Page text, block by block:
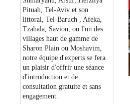
Pituah, Tel-Aviv et son
littoral, Tel-Baruch , Afeka,
Tzahala, Savion, ou l'un des
villages haut de gamme de
Sharon Plain ou Moshavim,
notre équipe d'experts se fera
un plaisir d'offrir une séance
d'introduction et de
consultation gratuite et sans
engagement.